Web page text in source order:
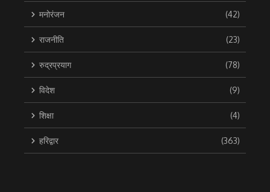
मनोरंजन (42)
राजनीति (23)
रुद्रप्रयाग (78)
विदेश (9)
शिक्षा (4)
हरिद्वार (363)